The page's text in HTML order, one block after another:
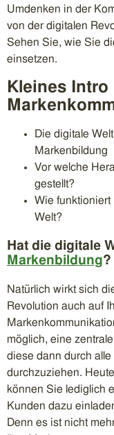
Umdenken in der
von der digitalen
Sehen Sie, wie Sie
einsetzen.
Kleines
Die digitale
Markenbildung
Vor welche
gestellt?
Wie funktioniert
Welt?
Hat die digitale
Markenbildung?
Natürlich wirkt sich
Revolution auch auf
möglich, eine
diese dann durch
durchzuziehen.
können Sie lediglich
Kunden dazu
Denn es ist nicht